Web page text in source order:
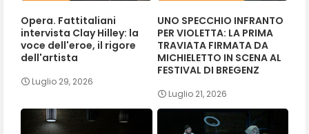
Opera. Fattitaliani
intervista Clay Hilley: la
voce dell'eroe, il rigore
dell'artista
Luglio 29, 2026
UNO SPECCHIO INFRANTO
PER VIOLETTA: LA PRIMA
TRAVIATA FIRMATA DA
MICHIELETTO IN SCENA AL
FESTIVAL DI BREGENZ
Luglio 21, 2026